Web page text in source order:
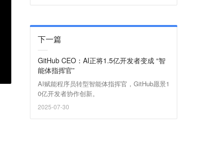
下一篇
GitHub CEO：AI正将1.5亿开发者变成 “智
能体指挥官”
AI赋能程序员转型智能体指挥官，GitHub愿景1
0亿开发者协作创新。
2025-07-30